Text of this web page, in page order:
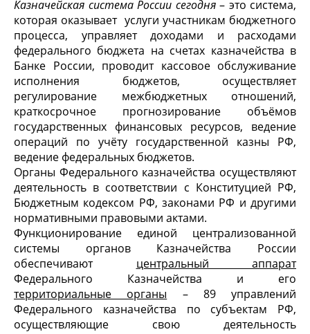
Казначейская система России сегодня– это система,
которая оказывает услуги участникам бюджетного
процесса, управляет доходами и расходами
федерального бюджета на счетах казначейства в
Банке России, проводит кассовое обслуживание
исполнения бюджетов, осуществляет
регулирование межбюджетных отношений,
краткосрочное прогнозирование объёмов
государственных финансовых ресурсов, ведение
операций по учёту государственной казны РФ,
ведение федеральных бюджетов.
Органы Федерального казначейства осуществляют
деятельность в соответствии с Конституцией РФ,
Бюджетным кодексом РФ, законами РФ и другими
нормативными правовыми актами.
Функционирование единой централизованной
системы органов Казначейства России
обеспечивают центральный аппарат
Федерального Казначейства и его
территориальные органы – 89 управлений
Федерального казначейства по субъектам РФ,
осуществляющие свою деятельность